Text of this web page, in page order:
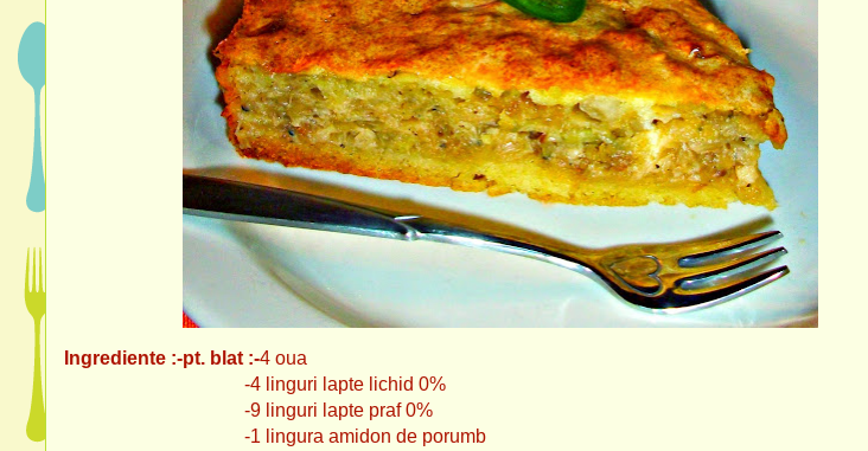
Ingrediente :-pt. blat :-4 oua
-4 linguri lapte lichid 0%
-9 linguri lapte praf 0%
-1 lingura amidon de porumb